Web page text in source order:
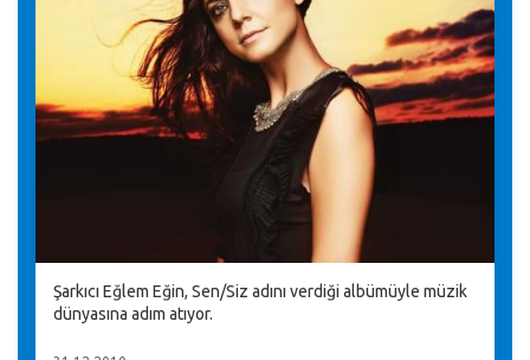
Şarkıcı Eğlem Eğin, Sen/Siz adını verdiği albümüyle müzik
dünyasına adım atıyor.